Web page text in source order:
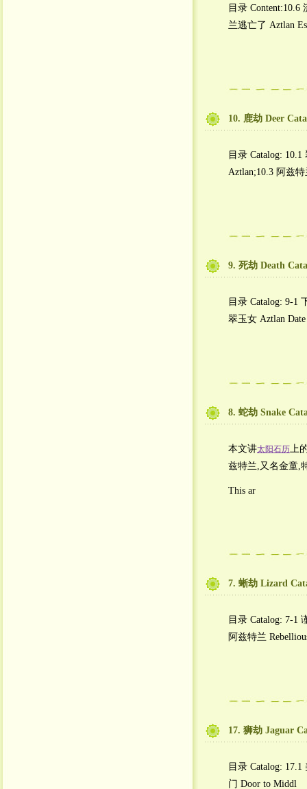
目录 Content:10.6
兰逃亡了 Aztlan
10. 鹿劫 Deer
目录 Catalog:
Aztlan;10.3 阿兹
9. 死劫 Death
目录 Catalog: 9-1
翠玉女 Aztlan Date
8. 蛇劫 Snake
本文讲太阳石历上
兹特兰,又名金童,
This ar
7. 蜥劫 Lizard
目录 Catalog: 7-1
阿兹特兰
17. 狮劫 Jaguar
目录 Catalog:
门 Door to Middl